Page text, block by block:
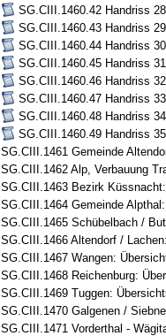
SG.CIII.1460.42 Handriss
SG.CIII.1460.43 Handriss
SG.CIII.1460.44 Handriss
SG.CIII.1460.45 Handriss
SG.CIII.1460.46 Handriss
SG.CIII.1460.47 Handriss
SG.CIII.1460.48 Handriss
SG.CIII.1460.49 Handriss
SG.CIII.1461 Gemeinde
SG.CIII.1462 Alp, Verbauung
SG.CIII.1463 Bezirk
SG.CIII.1464 Gemeinde
SG.CIII.1465 Schübelbach /
SG.CIII.1466 Altendorf /
SG.CIII.1467 Wangen:
SG.CIII.1468 Reichenburg:
SG.CIII.1469 Tuggen:
SG.CIII.1470 Galgenen /
SG.CIII.1471 Vorderthal -